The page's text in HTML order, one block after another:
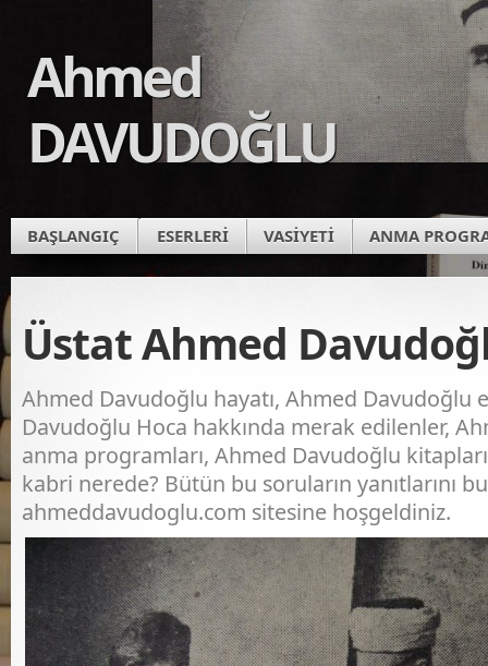
Ahmed
DAVUDOĞLU
BAŞLANGIÇ ESERLERİ VASİYETİ ANMA
Üstat Ahmed
Ahmed Davudoğlu hayatı, Ahmed Davudoğlu
Davudoğlu Hoca hakkında merak edilenler,
anma programları, Ahmed Davudoğlu
kabri nerede? Bütün bu soruların yanıtlarını
ahmeddavudoglu.com sitesine hoşgeldiniz.